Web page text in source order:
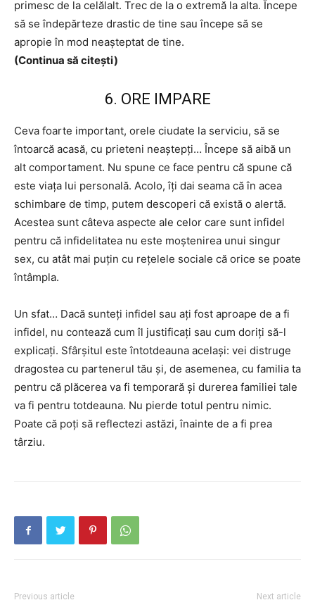
primesc de la celălalt. Trec de la o extremă la alta. Începe
să se îndepărteze drastic de tine sau începe să se
apropie în mod neașteptat de tine.
(Continua să citești)
6. ORE IMPARE
Ceva foarte important, orele ciudate la serviciu, să se
întoarcă acasă, cu prieteni neaștepți… Începe să aibă un
alt comportament. Nu spune ce face pentru că spune că
este viața lui personală. Acolo, îți dai seama că în acea
schimbare de timp, putem descoperi că există o alertă.
Acestea sunt câteva aspecte ale celor care sunt infidel
pentru că infidelitatea nu este moștenirea unui singur
sex, cu atât mai puțin cu rețelele sociale că orice se poate
întâmpla.
Un sfat… Dacă sunteți infidel sau ați fost aproape de a fi
infidel, nu contează cum îl justificați sau cum doriți să-l
explicați. Sfârșitul este întotdeauna același: vei distruge
dragostea cu partenerul tău și, de asemenea, cu familia ta
pentru că plăcerea va fi temporară și durerea familiei tale
va fi pentru totdeauna. Nu pierde totul pentru nimic.
Poate că poți să reflectezi astăzi, înainte de a fi prea
târziu.
Previous article Next article